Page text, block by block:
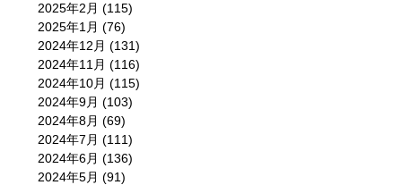
2025年2月 (115)
2025年1月 (76)
2024年12月 (131)
2024年11月 (116)
2024年10月 (115)
2024年9月 (103)
2024年8月 (69)
2024年7月 (111)
2024年6月 (136)
2024年5月 (91)